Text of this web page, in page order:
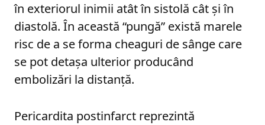
în exteriorul inimii atât în sistolă cât şi în
diastolă. În această “pungă” există marele
risc de a se forma cheaguri de sânge care
se pot detaşa ulterior producând
embolizări la distanţă.
Pericardita postinfarct reprezintă